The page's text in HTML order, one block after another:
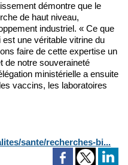
démontre que le
de haut niveau,
industriel. « Ce que
est une véritable vitrine du
faire de cette expertise un
de notre souveraineté
ministérielle a ensuite
vaccins, les laboratoires
sante/recherches-bi...